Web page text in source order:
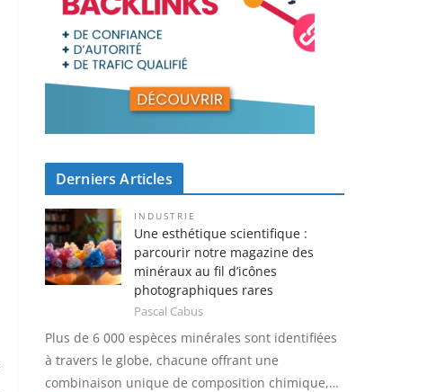
Derniers Articles
INDUSTRIE
Une esthétique scientifique :
parcourir notre magazine des
minéraux au fil d’icônes
photographiques rares
Pascal Cabus
Plus de 6 000 espèces minérales sont identifiées
à travers le globe, chacune offrant une
combinaison unique de composition chimique,…